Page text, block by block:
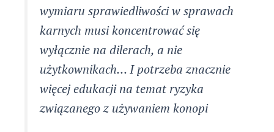
wymiaru sprawiedliwości w sprawach
karnych musi koncentrować się
wyłącznie na dilerach, a nie
użytkownikach… I potrzeba znacznie
więcej edukacji na temat ryzyka
związanego z używaniem konopi